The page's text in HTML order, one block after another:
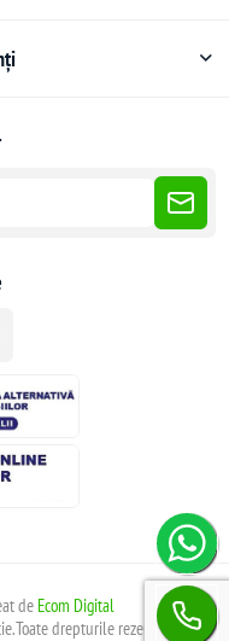
de Ecom Digital
drepturile rezervate.